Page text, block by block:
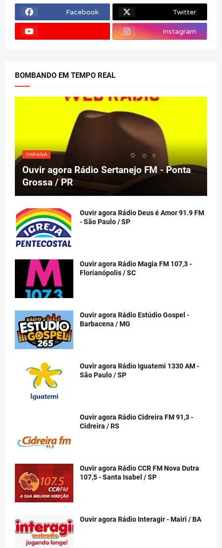
Facebook Twitter
Instagram
BOMBANDO EM TEMPO REAL
PARANÁ
Ouvir agora Rádio Sertanejo FM - Ponta
Grossa / PR
Ouvir agora Rádio Deus é Amor 91.9 FM
- São Paulo / SP
Ouvir agora Rádio Magia FM 107,3 -
Florianópolis / SC
Ouvir agora Rádio Estúdio Gospel -
Barbacena / MG
Ouvir agora Rádio Iguatemi 1330 AM -
São Paulo / SP
Ouvir agora Rádio Cidreira FM 91,3 -
Cidreira / RS
Ouvir agora Rádio CCR FM Nova Dutra
107,5 - Santa Isabel / SP
Ouvir agora Rádio Interagir - Mairi / BA